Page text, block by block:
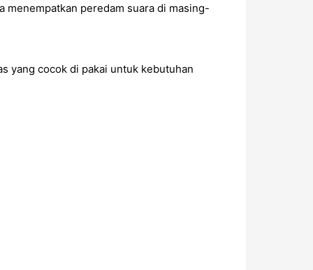
menempatkan peredam suara di masing-
yang cocok di pakai untuk kebutuhan